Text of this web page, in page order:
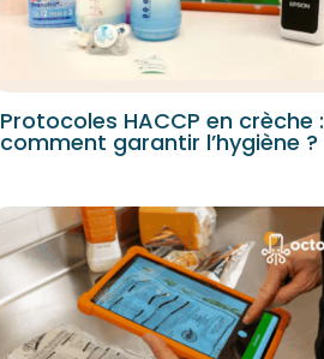
Protocoles HACCP en crèche :
comment garantir l’hygiène ?